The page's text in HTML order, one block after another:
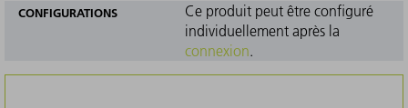
CONFIGURATIONS
Ce produit peut être configuré
individuellement après la
connexion.